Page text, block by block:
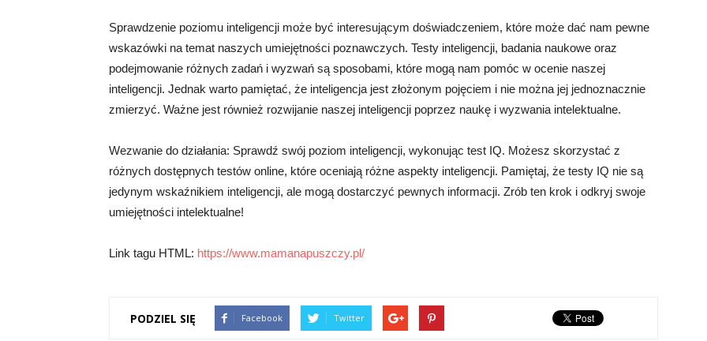
Sprawdzenie poziomu inteligencji może być interesującym doświadczeniem, które może dać nam pewne
wskazówki na temat naszych umiejętności poznawczych. Testy inteligencji, badania naukowe oraz
podejmowanie różnych zadań i wyzwań są sposobami, które mogą nam pomóc w ocenie naszej
inteligencji. Jednak warto pamiętać, że inteligencja jest złożonym pojęciem i nie można jej jednoznacznie
zmierzyć. Ważne jest również rozwijanie naszej inteligencji poprzez naukę i wyzwania intelektualne.
Wezwanie do działania: Sprawdź swój poziom inteligencji, wykonując test IQ. Możesz skorzystać z
różnych dostępnych testów online, które oceniają różne aspekty inteligencji. Pamiętaj, że testy IQ nie są
jedynym wskaźnikiem inteligencji, ale mogą dostarczyć pewnych informacji. Zrób ten krok i odkryj swoje
umiejętności intelektualne!
Link tagu HTML: https://www.mamanapuszczy.pl/
PODZIEL SIĘ Facebook Twitter